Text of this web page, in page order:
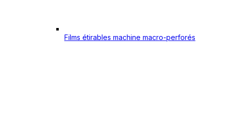
Films étirables machine macro-perforés